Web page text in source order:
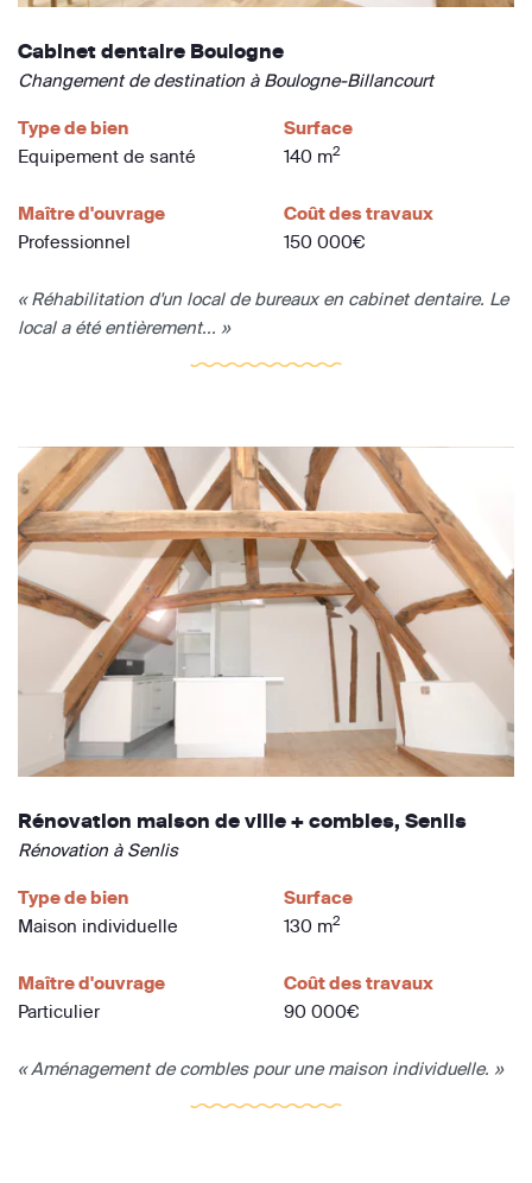
Cabinet dentaire Boulogne
Changement de destination à Boulogne-Billancourt
Type de bien
Equipement de santé
Surface
140 m2
Maître d'ouvrage
Professionnel
Coût des travaux
150 000€
« Réhabilitation d'un local de bureaux en cabinet dentaire. Le
local a été entièrement... »
Rénovation maison de ville + combles, Senlis
Rénovation à Senlis
Type de bien
Maison individuelle
Surface
130 m2
Maître d'ouvrage
Particulier
Coût des travaux
90 000€
« Aménagement de combles pour une maison individuelle. »